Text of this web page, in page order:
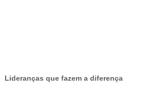
Lideranças que fazem a diferença